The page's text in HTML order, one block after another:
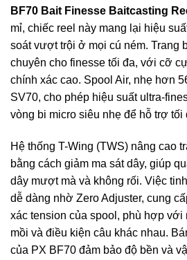
BF70 Bait Finesse Baitcasting
mỉ, chiếc reel này mang lại hiệu
soát vượt trội ở mọi cú ném. Trang
chuyên cho finesse tối đa, với cỡ
chính xác cao. Spool Air, nhẹ hơn
SV70, cho phép hiệu suất ultra-
vòng bi micro siêu nhẹ để hỗ trợ tối
Hệ thống T-Wing (TWS) nâng cao
bằng cách giảm ma sát dây, giúp
dây mượt mà và không rối. Việc
dễ dàng nhờ Zero Adjuster, cung
xác tension của spool, phù hợp
mồi và điều kiện câu khác nhau.
của PX BF70 đảm bảo độ bền và